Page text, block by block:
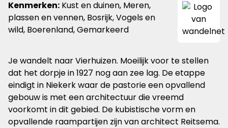
Kenmerken: Kust en duinen, Meren,
plassen en vennen, Bosrijk, Vogels en
wild, Boerenland, Gemarkeerd
Je wandelt naar Vierhuizen. Moeilijk voor te stellen
dat het dorpje in 1927 nog aan zee lag. De etappe
eindigt in Niekerk waar de pastorie een opvallend
gebouw is met een architectuur die vreemd
voorkomt in dit gebied. De kubistische vorm en
opvallende raampartijen zijn van architect Reitsema.